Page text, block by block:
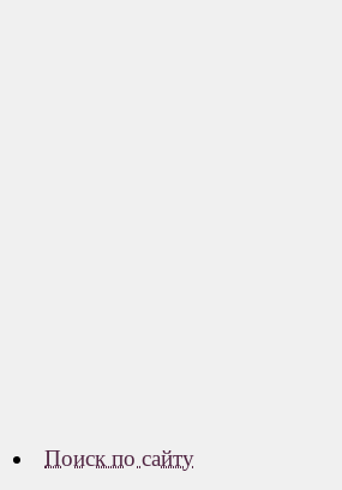
Поиск по сайту